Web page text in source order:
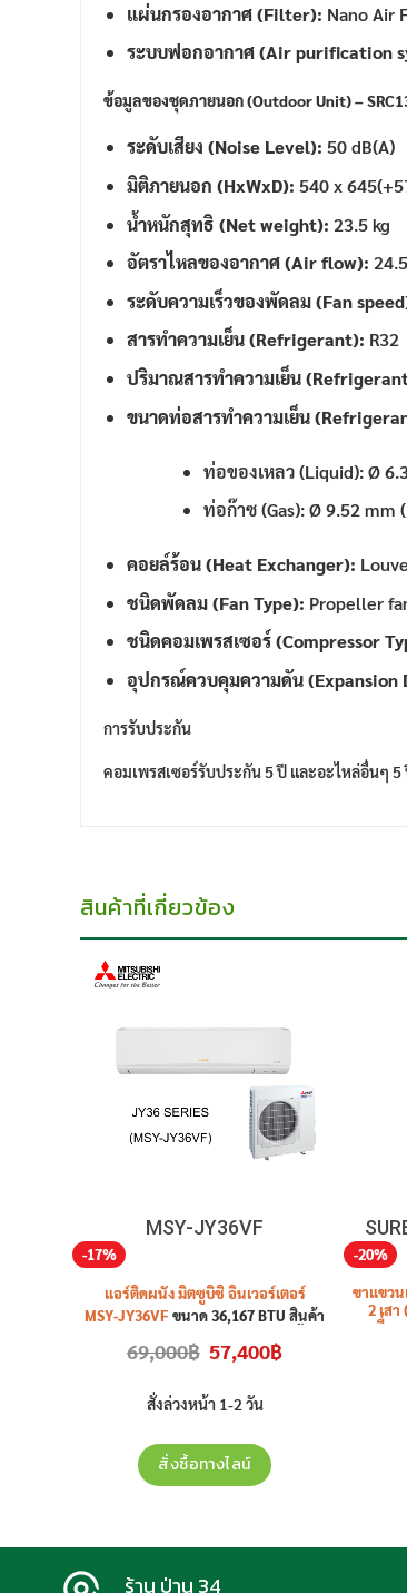
แผ่นกรองอากาศ (Filter): Nano Air
ระบบฟอกอากาศ (Air purification
ข้อมูลของชุดภายนอก (Outdoor Unit) –
ระดับเสียง (Noise Level): 50 dB(A)
มิติภายนอก (HxWxD): 540 x
น้ำหนักสุทธิ (Net weight): 23.5 kg
อัตราไหลของอากาศ (Air flow):
ระดับความเร็วของพัดลม (Fan
สารทำความเย็น (Refrigerant): R32
ปริมาณสารทำความเย็น
ขนาดท่อสารทำความเย็น
ท่อของเหลว (Liquid): Ø
ท่อก๊าซ (Gas): Ø 9.52 mm
คอยล์ร้อน (Heat Exchanger):
ชนิดพัดลม (Fan Type): Propeller
ชนิดคอมเพรสเซอร์ (Compressor
อุปกรณ์ควบคุมความดัน (Expansion
การรับประกัน
คอมเพรสเซอร์รับประกัน5ปี และอะไหล่อื่นๆ 5
สินค้าที่เกี่ยวข้อง
-17%
MSY-JY36VF
แอร์ติดผนัง มิตซูบิชิ อินเวอร์เตอร์
MSY-JY36VFขนาด 36,167 BTU สินค้า
69,000฿ Original
price
69,000฿.
57,400฿Current
price
สั่งล่วงหน้า 1-2 วัน
สั่งซื้อทางไลน์
-20%
ขาแขวน
2 เส
เลื่อ
ร้าน ป่าน 34